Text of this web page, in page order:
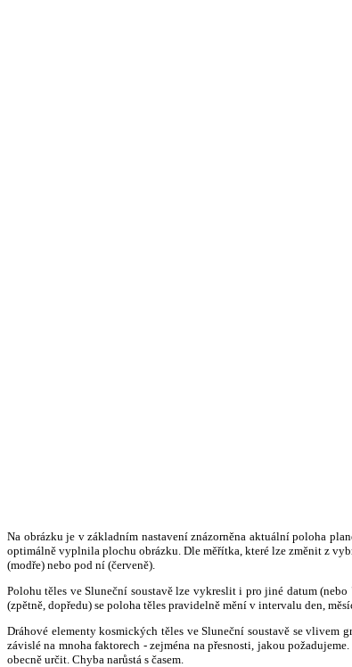
Na obrázku je v základním nastavení znázorněna aktuální poloha
optimálně vyplnila plochu obrázku. Dle měřítka, které lze změnit z
(modře) nebo pod ní (červeně).
Polohu těles ve Sluneční soustavě lze vykreslit i pro jiné datum
(zpětně, dopředu) se poloha těles pravidelně mění v intervalu den,
Dráhové elementy kosmických těles ve Sluneční soustavě se vlivem
závislé na mnoha faktorech - zejména na přesnosti, jakou
obecně určit. Chyba narůstá s časem.